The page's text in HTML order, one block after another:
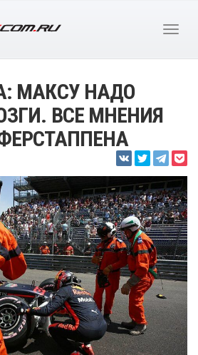
МАКСУ НАДО
ВСЕ МНЕНИЯ